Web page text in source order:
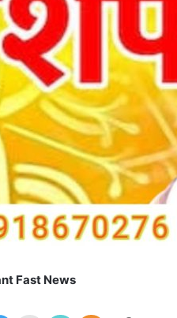
Fast News